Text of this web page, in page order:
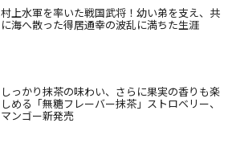
村上水軍を率いた戦国武将！幼い弟を支え、共
に海へ散った得居通幸の波乱に満ちた生涯
しっかり抹茶の味わい、さらに果実の香りも楽
しめる「無糖フレーバー抹茶」ストロベリー、
マンゴー新発売